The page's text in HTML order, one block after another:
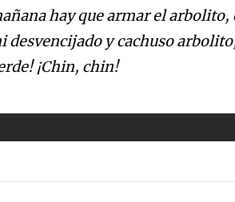
hay que armar el arbolito,
desvencijado y cachuso
¡Chin, chin!